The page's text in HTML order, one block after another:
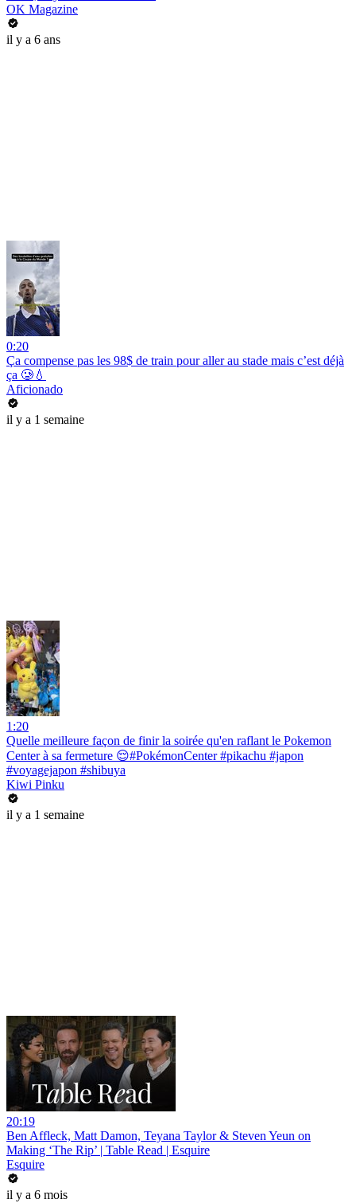
OK Magazine
il y a 6 ans
0:20
Ça compense pas les 98$ de train pour aller au stade mais c’est déjà
ça 🥲💧
Aficionado
il y a 1 semaine
1:20
Quelle meilleure façon de finir la soirée qu'en raflant le Pokemon
Center à sa fermeture 😌#PokémonCenter #pikachu #japon
#voyagejapon #shibuya
Kiwi Pinku
il y a 1 semaine
20:19
Ben Affleck, Matt Damon, Teyana Taylor & Steven Yeun on
Making ‘The Rip’ | Table Read | Esquire
Esquire
il y a 6 mois